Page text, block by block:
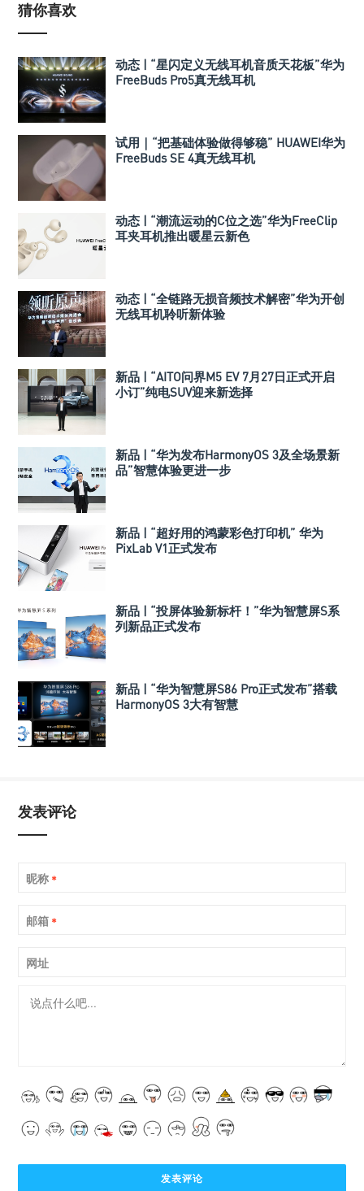
猜你喜欢
动态 | “星闪定义无线耳机音质天花板”华为
FreeBuds Pro5真无线耳机
试用｜“把基础体验做得够稳” HUAWEI华为
FreeBuds SE 4真无线耳机
动态 | “潮流运动的C位之选”华为FreeClip
耳夹耳机推出暖星云新色
动态 | “全链路无损音频技术解密”华为开创
无线耳机聆听新体验
新品 | “AITO问界M5 EV 7月27日正式开启
小订”纯电SUV迎来新选择
新品 | “华为发布HarmonyOS 3及全场景新
品”智慧体验更进一步
新品 | “超好用的鸿蒙彩色打印机” 华为
PixLab V1正式发布
新品 | “投屏体验新标杆！”华为智慧屏S系
列新品正式发布
新品 | “华为智慧屏S86 Pro正式发布”搭载
HarmonyOS 3大有智慧
发表评论
昵称 *
邮箱 *
网址